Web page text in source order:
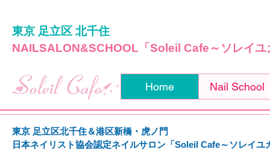
東京 足立区 北千住
NAILSALON&SCHOOL「Soleil Cafe～ソレイユ
Home Nail School
東京 足立区北千住＆港区新橋・虎ノ門
日本ネイリスト協会認定ネイルサロン「Soleil Cafe～ソレイユ